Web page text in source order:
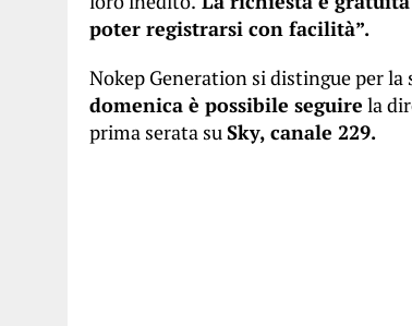
poter registrarsi con facilità”.
Nokep Generation si distingue per la
domenica è possibile seguire la
prima serata suSky, canale 229.